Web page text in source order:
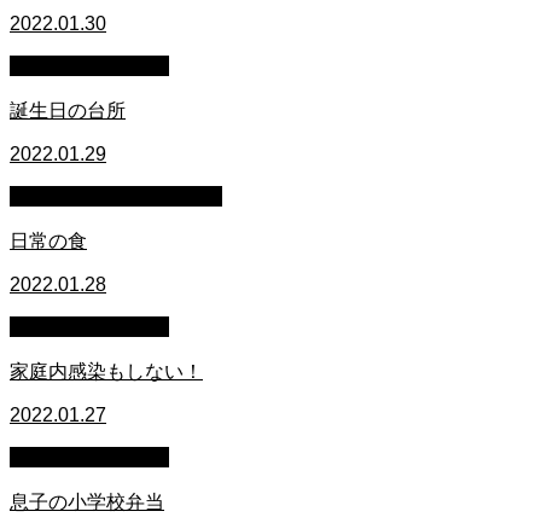
2022.01.30
誕生日の台所
2022.01.29
日常の食
2022.01.28
家庭内感染もしない！
2022.01.27
息子の小学校弁当